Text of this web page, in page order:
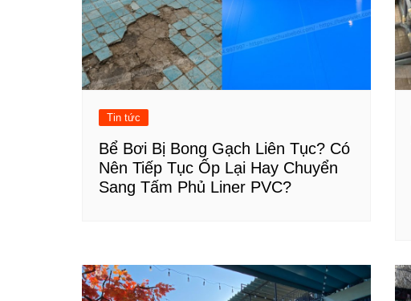
Tin tức
Bể Bơi Bị Bong Gạch Liên Tục? Có
Nên Tiếp Tục Ốp Lại Hay Chuyển
Sang Tấm Phủ Liner PVC?